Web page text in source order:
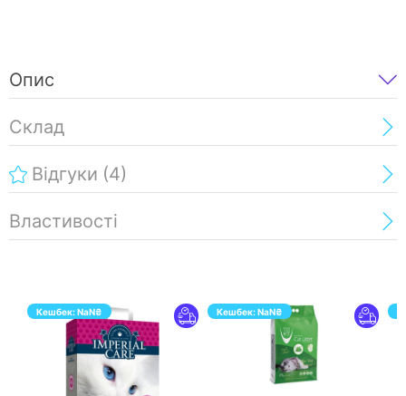
Опис
Склад
Відгуки (4)
Властивості
Кешбек:NaN₴ Кешбек:NaN₴